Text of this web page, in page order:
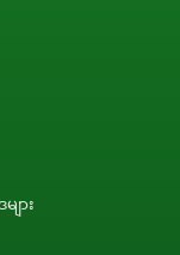
ား